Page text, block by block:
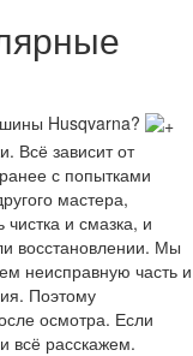
Husqvarna?
Всё зависит от
с попытками
мастера,
и смазка, и
восстановлении. Мы
неисправную часть и
Поэтому
осмотра. Если
всё расскажем.